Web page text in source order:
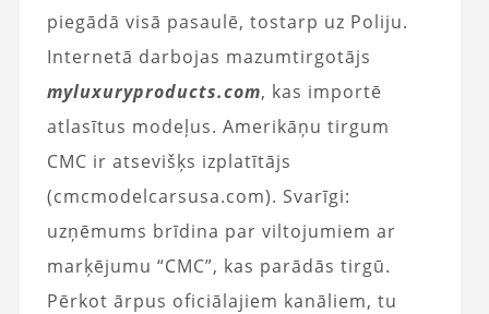
piegādā visā pasaulē, tostarp uz Poliju.
Internetā darbojas mazumtirgotājs
myluxuryproducts.com, kas importē
atlasītus modeļus. Amerikāņu tirgum
CMC ir atsevišķs izplatītājs
(cmcmodelcarsusa.com). Svarīgi:
uzņēmums brīdina par viltojumiem ar
marķējumu “CMC”, kas parādās tirgū.
Pērkot ārpus oficiālajiem kanāliem, tu